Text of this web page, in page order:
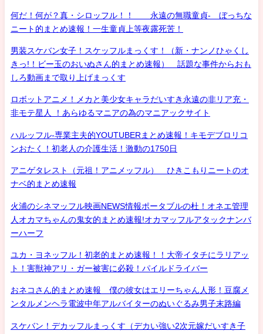
何だ！何が？真・シロッフル！！ 永遠の無職童貞- ぼっちな
ニート的まとめ速報！一生童貞上等夜露死苦！
男装スケバン女子！スケッフルまっくす！（新・ナンノひゃくし
きっ!！ビー玉のおいぬさん的まとめ速報） 話題な事件からおも
しろ動画まで取り上げまっくす
ロボットアニメ！メカと美少女キャラだいすき永遠の非リア充・
非モテ星人 ！あらゆるマニアの為のマニアックサイト
ハルッフル-専業主夫的YOUTUBERまとめ速報！キモデブロリコ
ンおたく！初老人の介護生活！激動の1750日
アニゲタレスト（元祖！アニメッフル） ひきこもりニートのオ
ナベ的まとめ速報
火浦のシネマッフル映画NEWS情報ポータブルの杜！オネエ管理
人オカマちゃんの鬼女的まとめ速報!オカマッフルアタックナンバ
ーハーフ
ユカ・ヨネッフル！初老的まとめ速報！！大帝イタチにラリアッ
ト！害獣神アリ・ガー被害に必殺！パイルドライバー
おネコさん的まとめ速報 僕の彼女はエリーちゃん人形！豆腐メ
ンタルメンヘラ電波中年アルバイターのぬいぐるみ男子末路編
スケバン！デカッフルまっくす（デカい強い2次元嫁だいすき子